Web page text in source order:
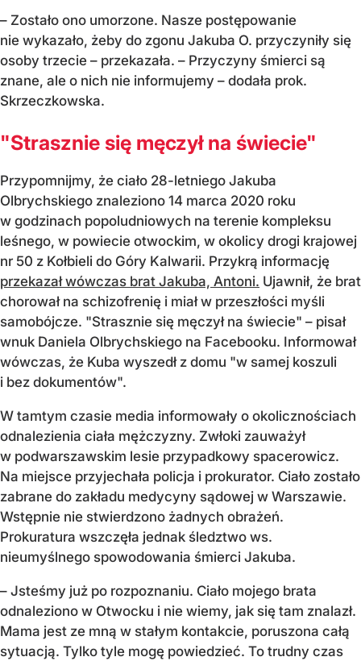
– Zostało ono umorzone. Nasze postępowanie
nie wykazało, żeby do zgonu Jakuba O. przyczyniły się
osoby trzecie – przekazała. – Przyczyny śmierci są
znane, ale o nich nie informujemy – dodała prok.
Skrzeczkowska.
"Strasznie się męczył na świecie"
Przypomnijmy, że ciało 28-letniego Jakuba
Olbrychskiego znaleziono 14 marca 2020 roku
w godzinach popoludniowych na terenie kompleksu
leśnego, w powiecie otwockim, w okolicy drogi krajowej
nr 50 z Kołbieli do Góry Kalwarii. Przykrą informację
przekazał wówczas brat Jakuba, Antoni. Ujawnił, że brat
chorował na schizofrenię i miał w przeszłości myśli
samobójcze. "Strasznie się męczył na świecie" – pisał
wnuk Daniela Olbrychskiego na Facebooku. Informował
wówczas, że Kuba wyszedł z domu "w samej koszuli
i bez dokumentów".
W tamtym czasie media informowały o okolicznościach
odnalezienia ciała mężczyzny. Zwłoki zauważył
w podwarszawskim lesie przypadkowy spacerowicz.
Na miejsce przyjechała policja i prokurator. Ciało zostało
zabrane do zakładu medycyny sądowej w Warszawie.
Wstępnie nie stwierdzono żadnych obrażeń.
Prokuratura wszczęła jednak śledztwo ws.
nieumyślnego spowodowania śmierci Jakuba.
– Jsteśmy już po rozpoznaniu. Ciało mojego brata
odnaleziono w Otwocku i nie wiemy, jak się tam znalazł.
Mama jest ze mną w stałym kontakcie, poruszona całą
sytuacją. Tylko tyle mogę powiedzieć. To trudny czas